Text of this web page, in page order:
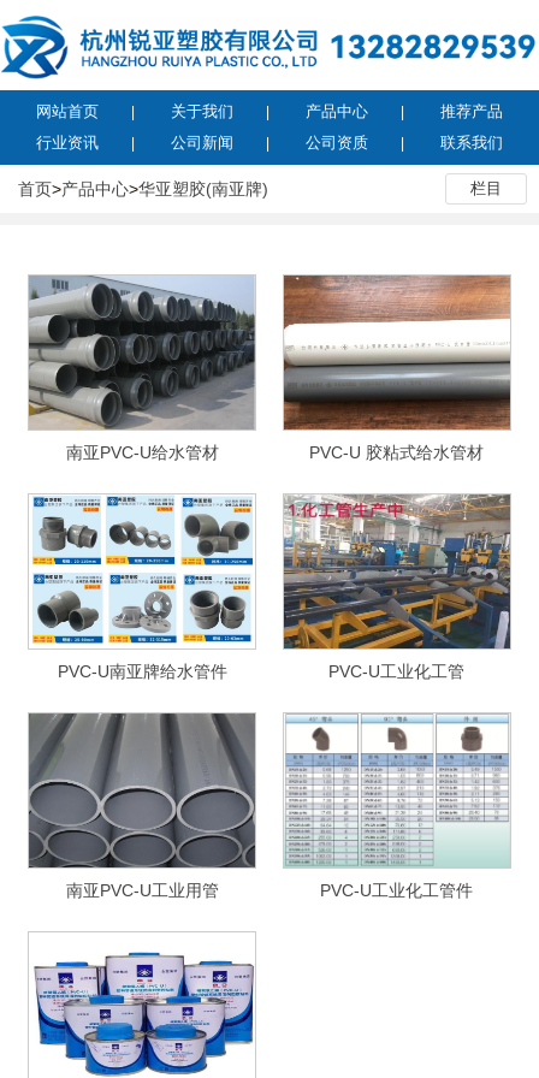
网站首页 关于我们 产品中心
推荐产品
行业资讯
公司新闻 公司资质 联系我们
首页>产品中心>华亚塑胶(南亚牌) 栏目
南亚PVC-U给水管材 PVC-U 胶粘式给水管材
PVC-U南亚牌给水管件 PVC-U工业化工管
南亚PVC-U工业用管 PVC-U工业化工管件